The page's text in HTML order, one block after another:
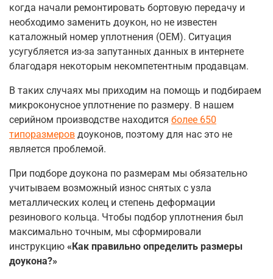
когда начали ремонтировать бортовую передачу и
необходимо заменить доукон, но не известен
каталожный номер уплотнения (OEM). Ситуация
усугубляется из-за запутанных данных в интернете
благодаря некоторым некомпетентным продавцам.
В таких случаях мы приходим на помощь и подбираем
микроконусное уплотнение по размеру. В нашем
серийном производстве находится более 650
типоразмеров доуконов, поэтому для нас это не
является проблемой.
При подборе доукона по размерам мы обязательно
учитываем возможный износ снятых с узла
металлических колец и степень деформации
резинового кольца. Чтобы подбор уплотнения был
максимально точным, мы сформировали
инструкцию «Как правильно определить размеры
доукона?»